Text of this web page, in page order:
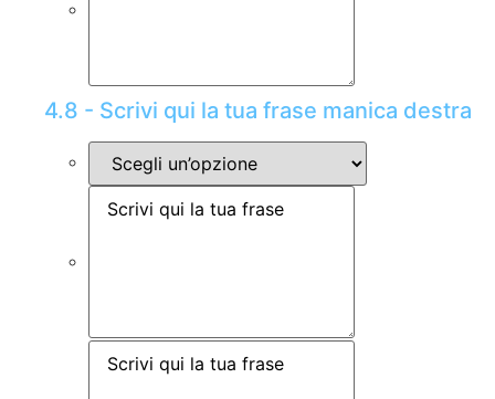
4.8 - Scrivi qui la tua frase manica destra